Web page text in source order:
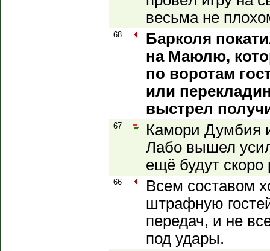
весьма не
68
Барколя
на Маюлю,
по воротам
или
выстрел
67
Камори Думбия
Лабо вышел
ещё будут скоро
66
Всем составом
штрафную
передач, и не
под удары.